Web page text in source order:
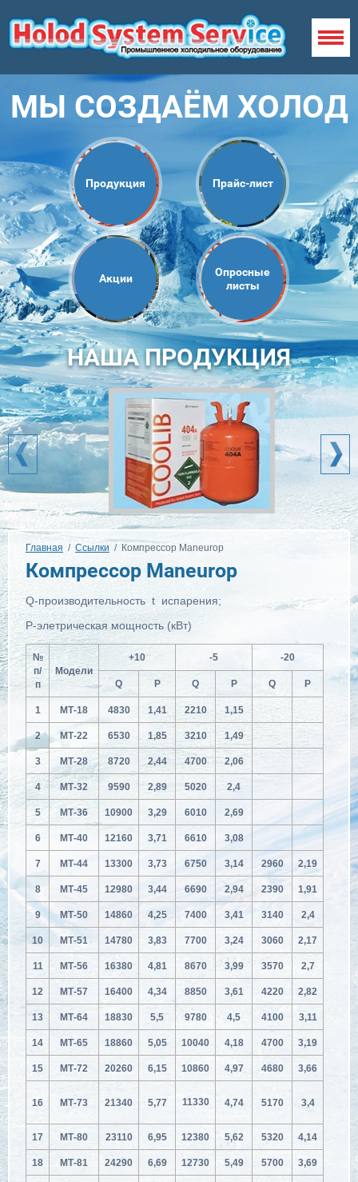
МЫ СОЗДАЁМ ХОЛОД
Продукция Прайс-лист
Акции
Опросные
листы
НАША ПРОДУКЦИЯ
Главная
  /
Ссылки
  /  Компрессор Maneurop
Компрессор Maneurop
Q-производительность t испарения;
Р-элетрическая мощность (кВт)
№
п/
п
Модели
+10 -5 -20
Q P Q P Q P
1 МТ-18 4830 1,41 2210 1,15
2 МТ-22 6530 1,85 3210 1,49
3 МТ-28 8720 2,44 4700 2,06
4 МТ-32 9590 2,89 5020 2,4
5 МТ-36 10900 3,29 6010 2,69
6 МТ-40 12160 3,71 6610 3,08
7 МТ-44 13300 3,73 6750 3,14 2960 2,19
8 МТ-45 12980 3,44 6690 2,94 2390 1,91
9 МТ-50 14860 4,25 7400 3,41 3140 2,4
10 МТ-51 14780 3,83 7700 3,24 3060 2,17
11 МТ-56 16380 4,81 8670 3,99 3570 2,7
12 МТ-57 16400 4,34 8850 3,61 4220 2,82
13 МТ-64 18830 5,5 9780 4,5 4100 3,11
14 МТ-65 18860 5,05 10040 4,18 4700 3,19
15 МТ-72 20260 6,15 10860 4,97 4680 3,66
16 МТ-73 21340 5,77 11330 4,74 5170 3,4
17 МТ-80 23110 6,95 12380 5,62 5320 4,14
18 МТ-81 24290 6,69 12730 5,49 5700 3,69